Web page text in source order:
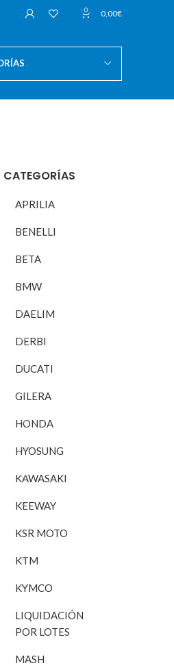
0 0,00€
CATEGORÍAS
APRILIA
BENELLI
BETA
BMW
DAELIM
DERBI
DUCATI
GILERA
HONDA
HYOSUNG
KAWASAKI
KEEWAY
KSR MOTO
KTM
KYMCO
LIQUIDACIÓN
POR LOTES
MASH